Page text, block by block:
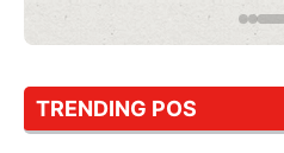
TRENDING POS